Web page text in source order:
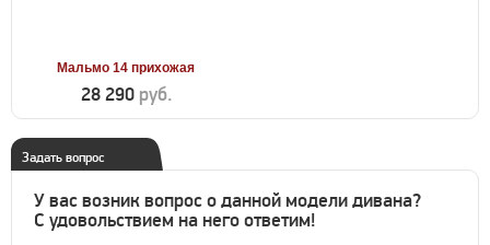
Мальмо 14 прихожая
28 290 руб.
Задать вопрос
У вас возник вопрос о данной модели дивана?
С удовольствием на него ответим!